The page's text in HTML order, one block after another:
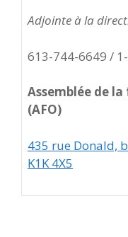
Adjointe à la
613-744-6649 /
Assemblée de
(AFO)
435 rue Donald,
K1K 4X5